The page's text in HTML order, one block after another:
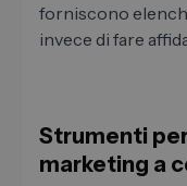
forniscono
invece di fare
Strumenti
marketing a